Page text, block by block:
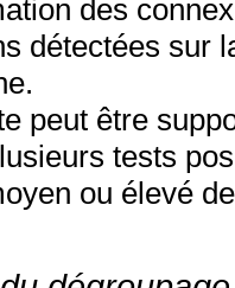
des
détectées sur
peut être
tests
ou élevé